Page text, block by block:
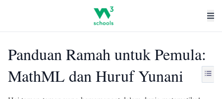
Panduan Ramah untuk Pemula:
MathML dan Huruf Yunani